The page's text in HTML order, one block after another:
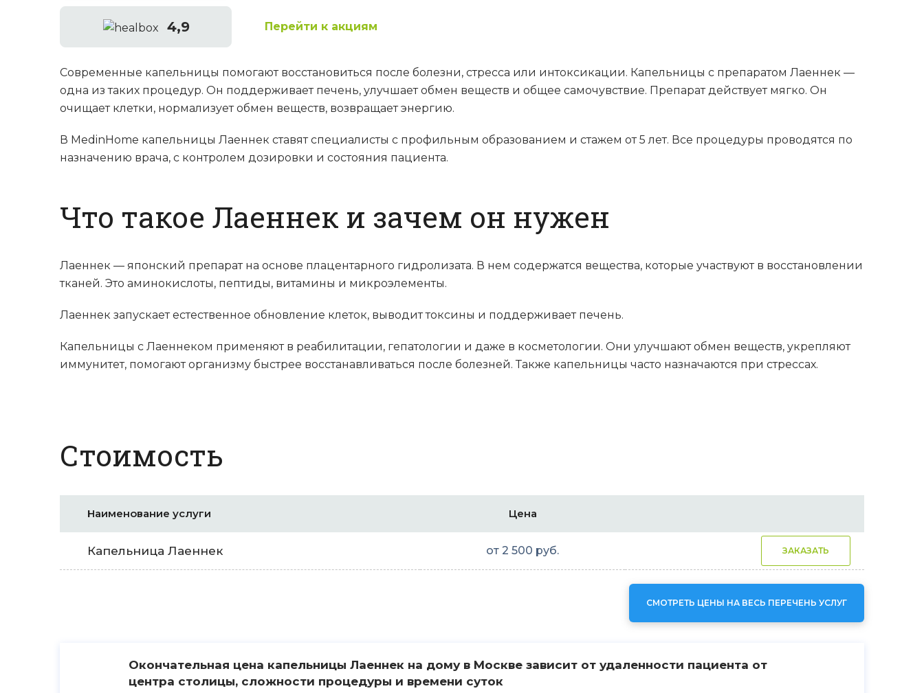
4,9 Перейти к акциям
Современные капельницы помогают восстановиться после болезни, стресса или интоксикации. Капельницы с препаратом Лаеннек —
одна из таких процедур. Он поддерживает печень, улучшает обмен веществ и общее самочувствие. Препарат действует мягко. Он
очищает клетки, нормализует обмен веществ, возвращает энергию.
В MedinHome капельницы Лаеннек ставят специалисты с профильным образованием и стажем от 5 лет. Все процедуры проводятся по
назначению врача, с контролем дозировки и состояния пациента.
Что такое Лаеннек и зачем он нужен
Лаеннек — японский препарат на основе плацентарного гидролизата. В нем содержатся вещества, которые участвуют в восстановлении
тканей. Это аминокислоты, пептиды, витамины и микроэлементы.
Лаеннек запускает естественное обновление клеток, выводит токсины и поддерживает печень.
Капельницы с Лаеннеком применяют в реабилитации, гепатологии и даже в косметологии. Они улучшают обмен веществ, укрепляют
иммунитет, помогают организму быстрее восстанавливаться после болезней. Также капельницы часто назначаются при стрессах.
Стоимость
Наименование услуги Цена
Капельница Лаеннек от 2 500 руб. ЗАКАЗАТЬ
СМОТРЕТЬ ЦЕНЫ НА ВЕСЬ ПЕРЕЧЕНЬ УСЛУГ
Окончательная цена капельницы Лаеннек на дому в Москве зависит от удаленности пациента от
центра столицы, сложности процедуры и времени суток